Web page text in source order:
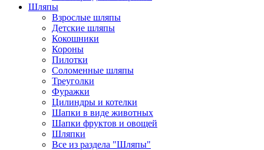
Шляпы
Взрослые шляпы
Детские шляпы
Кокошники
Короны
Пилотки
Соломенные шляпы
Треуголки
Фуражки
Цилиндры и котелки
Шапки в виде животных
Шапки фруктов и овощей
Шляпки
Все из раздела "Шляпы"